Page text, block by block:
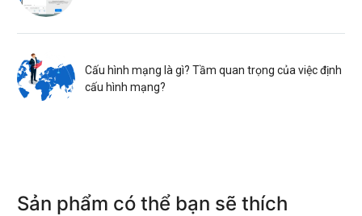
Cấu hình mạng là gì? Tầm quan trọng của việc định
cấu hình mạng?
Sản phẩm có thể bạn sẽ thích